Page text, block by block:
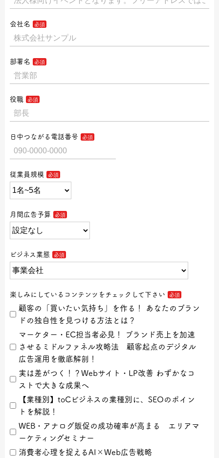
会社名
部署名
役職
日中つながる電話番号
従業員規模
月間広告予算
ビジネス業態
楽しみにしているコンテンツをチェックして下さい
顧客の「買いたい気持ち」を作る！ あなたのブラン
ドの独自性を見つける方法とは？
マーケター・EC担当者必見！ ブランド売上を加速
させるミドルファネル攻略法 顧客起点のデジタル
広告運用を徹底解剖！
実は差がつく！？Webサイト・LP改善 わずかなコ
ストで大きな成果へ
【業種別】toCビジネスの業種別に、SEOのポイン
トを解説！
WEB・アナログ販促の成功確率が高まる エリアマ
ーケティングセミナー
消費者心理を捉えるAI×Web広告戦略